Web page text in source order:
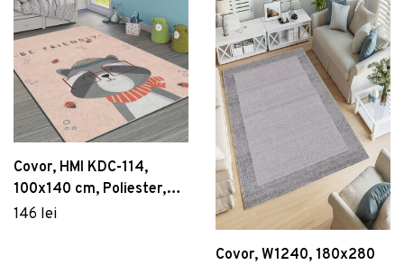
Covor, HMI KDC-114,
100x140 cm, Poliester,
Multicolor
146 lei
Covor, W1240, 180x280